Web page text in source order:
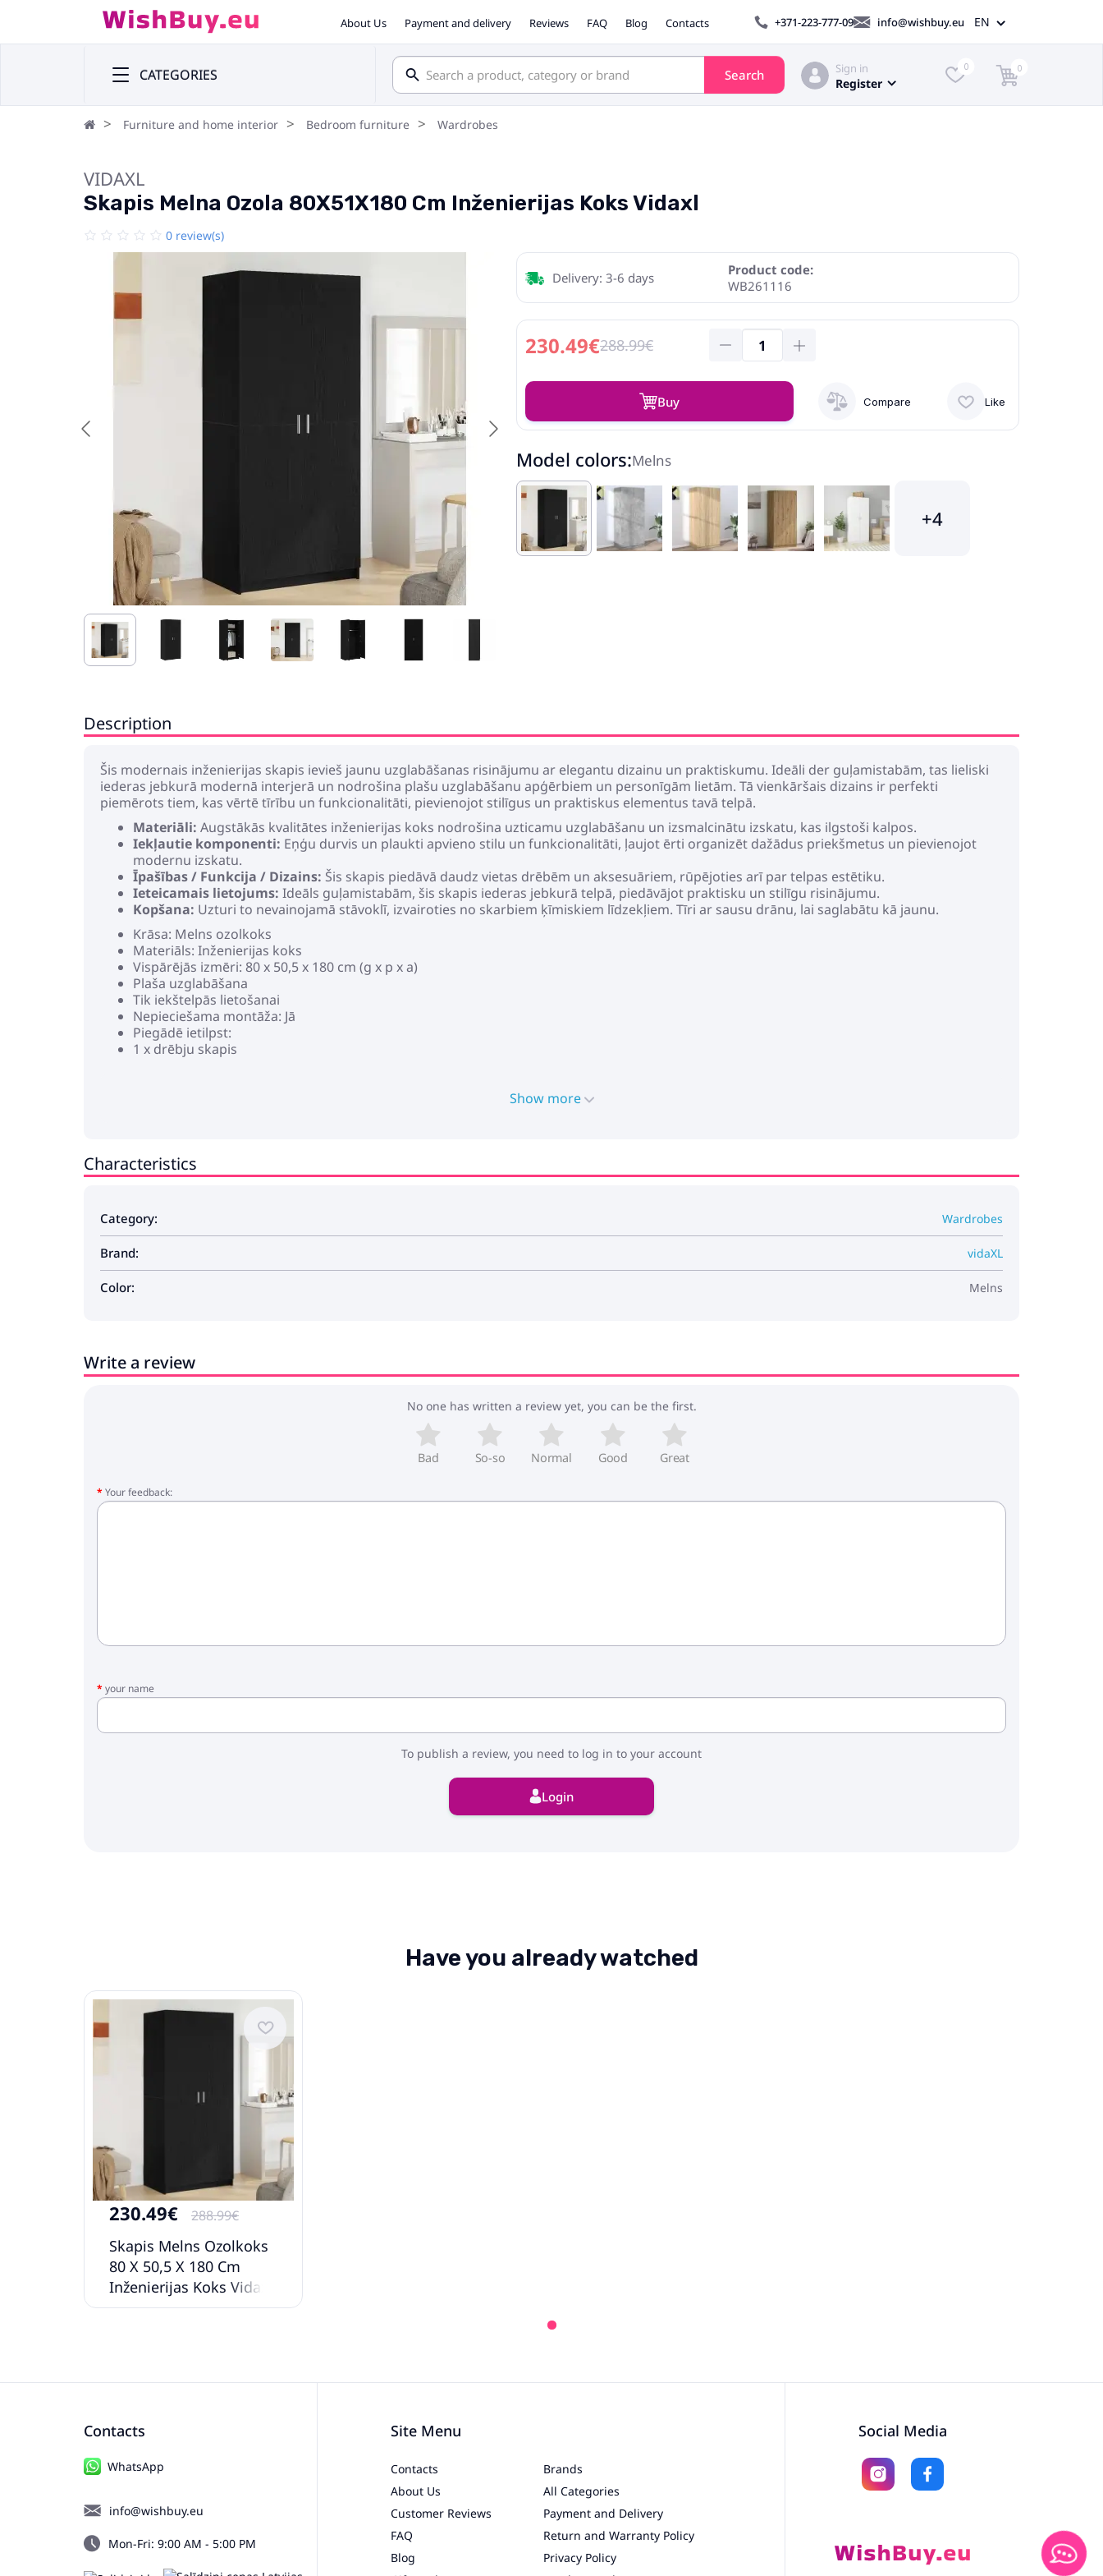
About Us Payment and delivery Reviews FAQ Blog Contacts +371-223-777-09 info@wishbuy.eu EN
CATEGORIES Search Sign in
Register
0 0
Furniture and home interior Bedroom furniture Wardrobes
VIDAXL
Skapis Melna Ozola 80X51X180 Cm Inženierijas Koks Vidaxl
0 review(s)
Delivery: 3-6 days
Product code:
WB261116
230.49€288.99€
Buy Like
Compare
Model colors:Melns
+4
Description
Šis modernais inženierijas skapis ievieš jaunu uzglabāšanas risinājumu ar elegantu dizainu un praktiskumu. Ideāli der guļamistabām, tas lieliski
iederas jebkurā modernā interjerā un nodrošina plašu uzglabāšanu apģērbiem un personīgām lietām. Tā vienkāršais dizains ir perfekti
piemērots tiem, kas vērtē tīrību un funkcionalitāti, pievienojot stilīgus un praktiskus elementus tavā telpā.
Materiāli: Augstākās kvalitātes inženierijas koks nodrošina uzticamu uzglabāšanu un izsmalcinātu izskatu, kas ilgstoši kalpos.
Iekļautie komponenti: Eņģu durvis un plaukti apvieno stilu un funkcionalitāti, ļaujot ērti organizēt dažādus priekšmetus un pievienojot
modernu izskatu.
Īpašības / Funkcija / Dizains: Šis skapis piedāvā daudz vietas drēbēm un aksesuāriem, rūpējoties arī par telpas estētiku.
Ieteicamais lietojums: Ideāls guļamistabām, šis skapis iederas jebkurā telpā, piedāvājot praktisku un stilīgu risinājumu.
Kopšana: Uzturi to nevainojamā stāvoklī, izvairoties no skarbiem ķīmiskiem līdzekļiem. Tīri ar sausu drānu, lai saglabātu kā jaunu.
Krāsa: Melns ozolkoks
Materiāls: Inženierijas koks
Vispārējās izmēri: 80 x 50,5 x 180 cm (g x p x a)
Plaša uzglabāšana
Tik iekštelpās lietošanai
Nepieciešama montāža: Jā
Piegādē ietilpst:
1 x drēbju skapis
Show more
Characteristics
Category: Wardrobes
Brand: vidaXL
Color: Melns
Write a review
No one has written a review yet, you can be the first.
Bad So-so Normal Good Great
Your feedback:
your name
To publish a review, you need to log in to your account
Login
Have you already watched
230.49€ 288.99€
Skapis Melns Ozolkoks
80 X 50,5 X 180 Cm
Inženierijas Koks Vidaxl
Contacts
WhatsApp
info@wishbuy.eu
Mon-Fri: 9:00 AM - 5:00 PM
Site Menu
Contacts
About Us
Customer Reviews
FAQ
Blog
Brands
All Categories
Payment and Delivery
Return and Warranty Policy
Privacy Policy
Social Media